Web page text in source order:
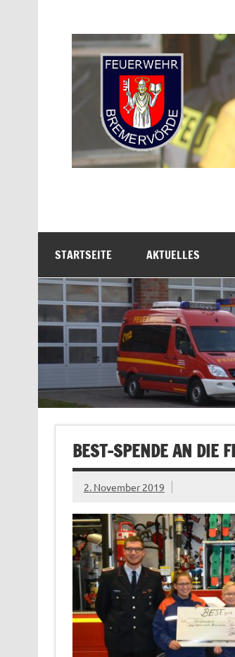
Freiwillige
STARTSEITE AKTUELLES
BEST-SPENDE AN DIE
2. November 2019